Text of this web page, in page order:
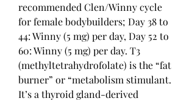
recommended Clen/Winny cycle
for female bodybuilders; Day 38 to
44: Winny (5 mg) per day, Day 52 to
60: Winny (5 mg) per day. T3
(methyltetrahydrofolate) is the “fat
burner” or “metabolism stimulant.
It’s a thyroid gland-derived